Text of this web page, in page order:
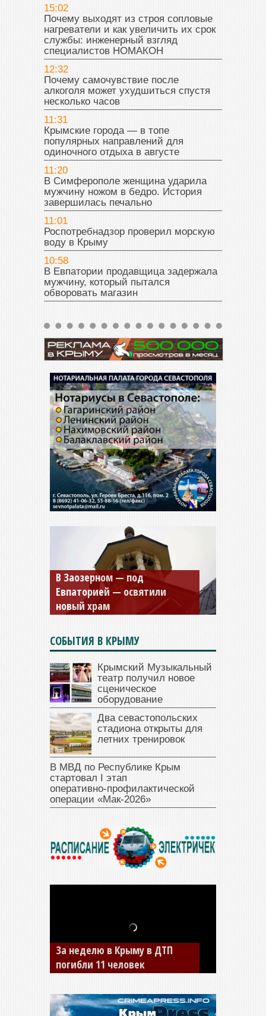
15:02
Почему выходят из строя сопловые
нагреватели и как увеличить их срок
службы: инженерный взгляд
специалистов НОМАКОН
12:32
Почему самочувствие после
алкоголя может ухудшиться спустя
несколько часов
11:31
Крымские города — в топе
популярных направлений для
одиночного отдыха в августе
11:20
В Симферополе женщина ударила
мужчину ножом в бедро. История
завершилась печально
11:01
Роспотребнадзор проверил морскую
воду в Крыму
10:58
В Евпатории продавщица задержала
мужчину, который пытался
обворовать магазин
В Заозерном — под
Евпаторией — освятили
новый храм
Мужской монастырь Косьмы
и Дамиана в Крыму вновь
открыт для посещения
СОБЫТИЯ В КРЫМУ
Крымский Музыкальный
театр получил новое
сценическое
оборудование
Два севастопольских
стадиона открыты для
летних тренировок
В МВД по Республике Крым
стартовал I этап
оперативно‑профилактической
операции «Мак‑2026»
За неделю в Крыму в ДТП
погибли 11 человек
В Джанкое водитель ВАЗа
сбил двух детей на «зебре»